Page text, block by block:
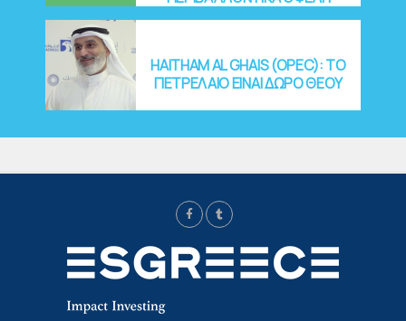
HAITHAM AL GHAIS (OPEC): ΤΟ
ΠΕΤΡΕΛΑΙΟ ΕΙΝΑΙ ΔΩΡΟ ΘΕΟΥ